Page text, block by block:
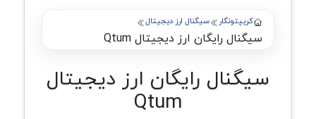
کریپتونگار سیگنال ارز دیجیتال
سیگنال رایگان ارز دیجیتال Qtum
سیگنال رایگان ارز دیجیتال
Qtum